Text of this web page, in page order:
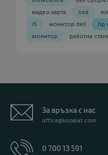
видео карта
ssd
i5
монитор dell hp
монитор
работна
За връзка с нас
office@kozelat.com
0 700 13 591